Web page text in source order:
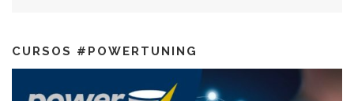
CURSOS #POWERTUNING